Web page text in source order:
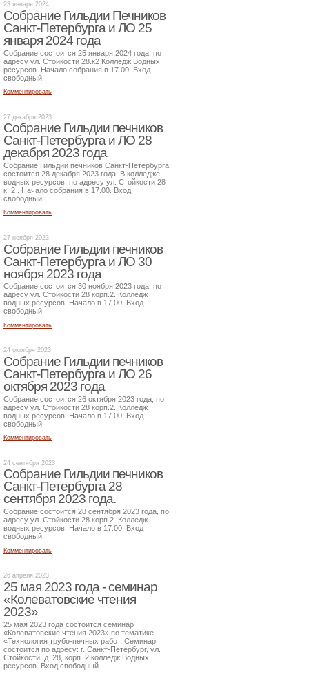
23 января 2024
Собрание Гильдии Печников
Санкт-Петербурга и ЛО 25
января 2024 года
Собрание состоится 25 января 2024 года, по
адресу ул. Стойкости 28.к2 Колледж Водных
ресурсов. Начало собрания в 17.00. Вход
свободный.
Комментировать
27 декабря 2023
Собрание Гильдии печников
Санкт-Петербурга и ЛО 28
декабря 2023 года
Собрание Гильдии печников Санкт-Петербурга
состоится 28 декабря 2023 года. В колледже
водных ресурсов, по адресу ул. Стойкости 28
к. 2 . Начало собрания в 17.00. Вход
свободный.
Комментировать
27 ноября 2023
Собрание Гильдии печников
Санкт-Петербурга и ЛО 30
ноября 2023 года
Собрание состоится 30 ноября 2023 года, по
адресу ул. Стойкости 28 корп.2. Колледж
водных ресурсов. Начало в 17.00. Вход
свободный.
Комментировать
24 октября 2023
Собрание Гильдии печников
Санкт-Петербурга и ЛО 26
октября 2023 года
Собрание состоится 26 октября 2023 года, по
адресу ул. Стойкости 28 корп.2. Колледж
водных ресурсов. Начало в 17.00. Вход
свободный.
Комментировать
24 сентября 2023
Собрание Гильдии печников
Санкт-Петербурга 28
сентября 2023 года.
Собрание состоится 28 сентября 2023 года, по
адресу ул. Стойкости 28 корп.2. Колледж
водных ресурсов. Начало в 17.00. Вход
свободный.
Комментировать
26 апреля 2023
25 мая 2023 года - семинар
«Колеватовские чтения
2023»
25 мая 2023 года состоится семинар
«Колеватовские чтения 2023» по тематике
«Технология трубо-печных работ. Семинар
состоится по адресу: г. Санкт-Петербург, ул.
Стойкости, д. 28, корп. 2 колледж Водных
ресурсов. Вход свободный.